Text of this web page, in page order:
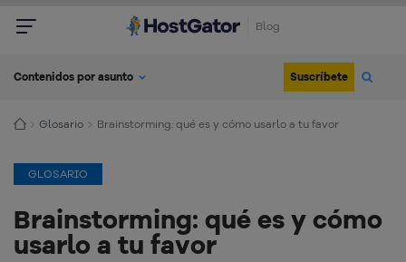
Blog
Contenidos por asunto Suscríbete
Glosario Brainstorming: qué es y cómo usarlo a tu favor
GLOSARIO
Brainstorming: qué es y cómo
usarlo a tu favor